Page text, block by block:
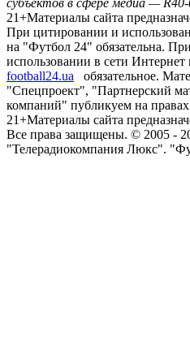
субъектов в сфере медиа —
21+Материалы сайта
При цитировании и
на "Футбол 24" обязательна.
использовании в сети Интернет
football24.ua
обязательное.
"Спецпроект", "Партнерский
компаний" публикуем на
21+Материалы сайта
Все права защищены. © 2005 -
"Телерадиокомпания Люкс".